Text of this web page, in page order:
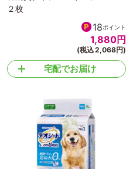
２枚
18ポイント
1,880円
(税込 2,068円)
宅配でお届け